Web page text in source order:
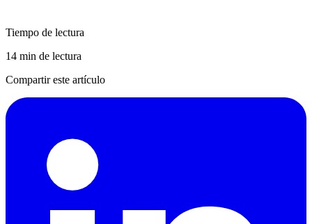
Tiempo de lectura
14 min de lectura
Compartir este artículo